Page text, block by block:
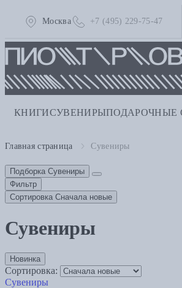
Москва +7 (495) 229-75-47
КНИГИСУВЕНИРЫПОДАРОЧНЫЕ
Главная страница Сувениры
Подборка Сувениры
Фильтр
Сортировка Сначала новые
Сувениры
Новинка
Сортировка:
Сувениры